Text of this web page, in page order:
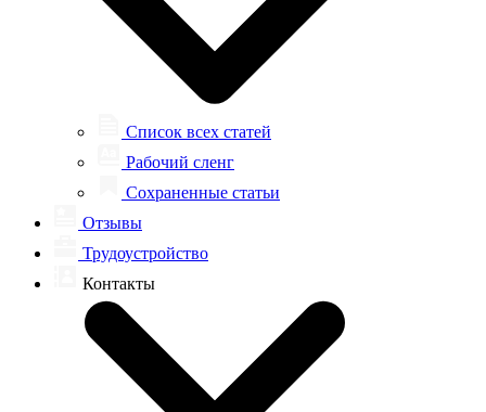
Список всех статей
Рабочий сленг
Сохраненные статьи
Отзывы
Трудоустройство
Контакты